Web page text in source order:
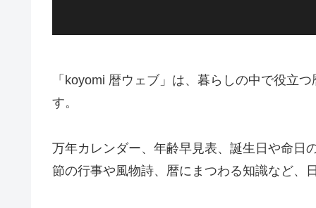
「koyomi 暦ウェブ」は、暮らしの中で役立
す。
万年カレンダー、年齢早見表、誕生日や命日
節の行事や風物詩、暦にまつわる知識など、